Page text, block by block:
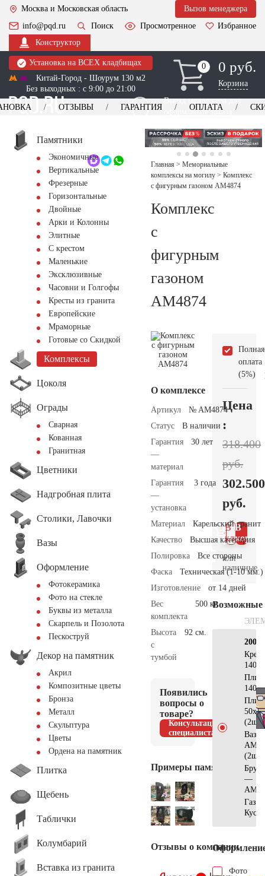
Москва и Московская область
Вызов менеджера
info@pqd.ru
Поиск Просмотренное
Избранное
Конструктор
Установка на ВСЕХ кладбищах
Китай-Город - Шоурум 130 м2
Без выходных : с 9:00 до 21:00
0
0 0 руб.
Корзина
Выезд менеджера для
оформления заказа
+7 (495) 518-44-23
Обратный звонок
ОТЗЫВЫ ГАРАНТИЯ ОПЛАТА
Памятники
Экономичные
Вертикальные
Фрезерные
Горизонтальные
Двойные
Арки и Колонны
Элитные
С крестом
Маленькие
Эксклюзивные
Часовни и Голгофы
Кресты из гранита
Европейские
Мраморные
Готовые со Скидкой
Комплексы
Цоколя
Ограды
Сварная
Кованная
Гранитная
Цветники
Надгробная плита
Столики, Лавочки
Вазы
Оформление
Фотокерамика
Фото на стекле
Буквы из металла
Скарпель и Позолота
Пескоструй
Декор на памятник
Акрил
Композитные цветы
Бронза
Металл
Скульптура
Цветы
Ордена на памятник
Плитка
Щебень
Таблички
Колумбарий
Вставка из гранита
Главная > Мемориальные
комплексы на могилу > Комплекс
с фигурным газоном AM4874
Комплекс
с
фигурным
газоном
AM4874
О комплексе
Артикул
№ AM4874
Статус
В наличии
Гарантия
—
материал
30 лет
Гарантия
—
установка
3 года
Материал
Карельский гранит
Качество
Высшая категория
Полировка
Все стороны
Фаска
Техническая (1-10 мм.)
Изготовление
от 14 дней
Вес
комплекта
500 кг.
Высота
с
тумбой
92 см.
Появились
вопросы о
товаре?
Консультация
специалиста
Примеры памятников
Отзывы о компании
Полная
оплата
(5%)
Цена
:
318.400
руб.
302.500
руб.
В
В 1
клик
или
наличные.
Возможные
(2шт)
(2шт)
—
Кусты
Фото